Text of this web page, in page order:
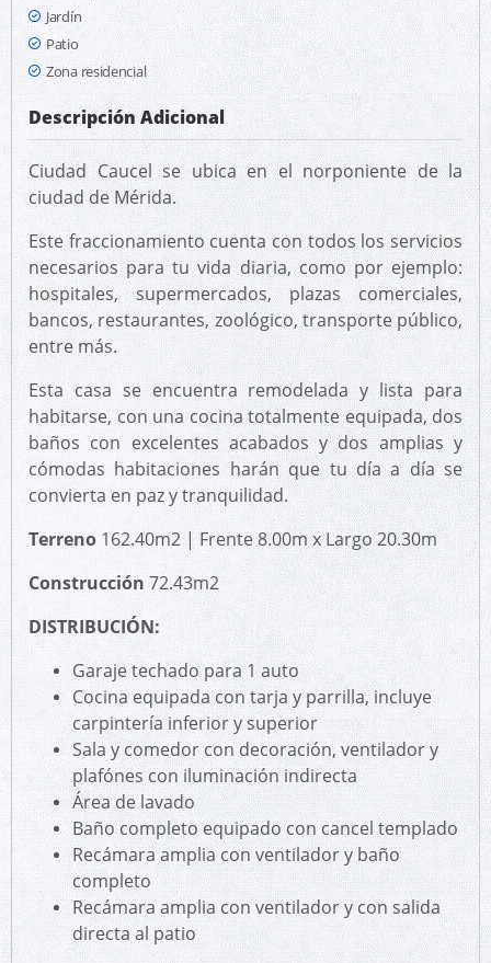
Jardín
Patio
Zona residencial
Descripción Adicional
Ciudad Caucel se ubica en el norponiente de la
ciudad de Mérida.
Este fraccionamiento cuenta con todos los servicios
necesarios para tu vida diaria, como por ejemplo:
hospitales, supermercados, plazas comerciales,
bancos, restaurantes, zoológico, transporte público,
entre más.
Esta casa se encuentra remodelada y lista para
habitarse, con una cocina totalmente equipada, dos
baños con excelentes acabados y dos amplias y
cómodas habitaciones harán que tu día a día se
convierta en paz y tranquilidad.
Terreno 162.40m2 | Frente 8.00m x Largo 20.30m
Construcción 72.43m2
DISTRIBUCIÓN:
Garaje techado para 1 auto
Cocina equipada con tarja y parrilla, incluye
carpintería inferior y superior
Sala y comedor con decoración, ventilador y
plafónes con iluminación indirecta
Área de lavado
Baño completo equipado con cancel templado
Recámara amplia con ventilador y baño
completo
Recámara amplia con ventilador y con salida
directa al patio